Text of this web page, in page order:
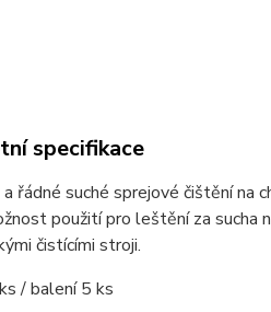
specifikace
řádné suché sprejové čištění na
použití pro leštění za sucha
čistícími stroji.
/ balení 5 ks